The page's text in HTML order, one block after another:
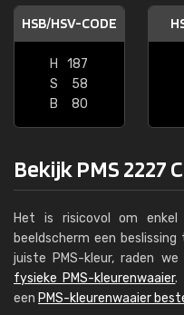
HSB/HSV-CODE
H
187
S
58
B
80
Bekijk PMS 2227
Het is risicovol om
beeldscherm een
juiste PMS-kleur, raden
fysieke PMS-kleurenwaaier.
een PMS-kleurenwaaier